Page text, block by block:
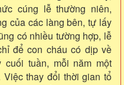
cúng lễ thường niên,
của các làng bên, tự lấy
có nhiều tường hợp, lễ
để con cháu có dịp về
tuần, mỗi năm một
Việc thay đổi thời gian tổ